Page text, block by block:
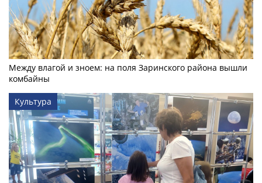
Между влагой и зноем: на поля Заринского района вышли
комбайны
Культура